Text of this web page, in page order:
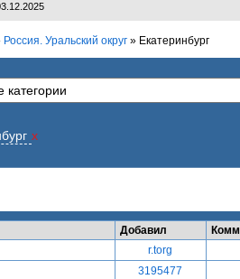
Россия. Уральский округ » Екатеринбург
x
Добавил
r.torg
3195477